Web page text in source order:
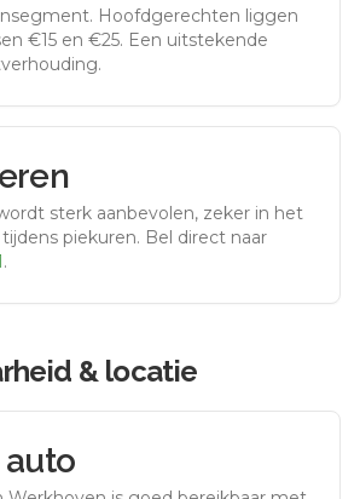
. Hoofdgerechten liggen
€15 en €25. Een uitstekende
sterk aanbevolen, zeker in het
piekuren. Bel direct naar
.
& locatie
auto